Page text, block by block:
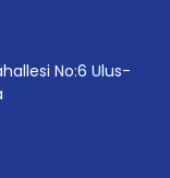
No:6 Ulus-